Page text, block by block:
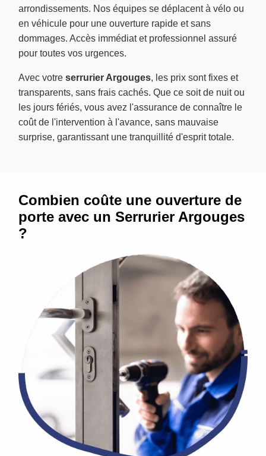
arrondissements. Nos équipes se déplacent à vélo ou
en véhicule pour une ouverture rapide et sans
dommages. Accès immédiat et professionnel assuré
pour toutes vos urgences.
Avec votre serrurier Argouges, les prix sont fixes et
transparents, sans frais cachés. Que ce soit de nuit ou
les jours fériés, vous avez l'assurance de connaître le
coût de l'intervention à l'avance, sans mauvaise
surprise, garantissant une tranquillité d'esprit totale.
Combien coûte une ouverture de
porte avec un Serrurier Argouges
?